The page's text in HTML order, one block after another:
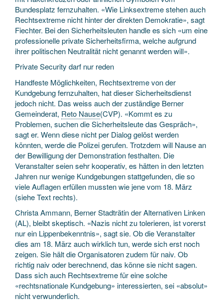
Bundesplatz fernzuhalten. «Wie Linksextreme stehen auch
Rechtsextreme nicht hinter der direkten Demokratie», sagt
Fiechter. Bei den Sicherheitsleuten handle es sich «um eine
professionelle private Sicherheitsfirma, welche aufgrund
ihrer politischen Neutralität nicht genannt werden will».
Private Security darf nur reden
Handfeste Möglichkeiten, Rechtsextreme von der
Kundgebung fernzuhalten, hat dieser Sicherheitsdienst
jedoch nicht. Das weiss auch der zuständige Berner
Gemeinderat, Reto Nause(CVP). «Kommt es zu
Problemen, suchen die Sicherheitsleute das Gespräch»,
sagt er. Wenn diese nicht per Dialog gelöst werden
könnten, werde die Polizei gerufen. Trotzdem will Nause an
der Bewilligung der Demonstration festhalten. Die
Veranstalter seien sehr kooperativ, es hätten in den letzten
Jahren nur wenige Kundgebungen stattgefunden, die so
viele Auflagen erfüllen mussten wie jene vom 18. März
(siehe Text rechts).
Christa Ammann, Berner Stadträtin der Alternativen Linken
(AL), bleibt skeptisch. «Nazis nicht zu tolerieren, ist vorerst
nur ein Lippenbekenntnis», sagt sie. Ob die Veranstalter
dies am 18. März auch wirklich tun, werde sich erst noch
zeigen. Sie hält die Organisatoren zudem für naiv. Ob
richtig naiv oder berechnend, das könne sie nicht sagen.
Dass sich auch Rechtsextreme für eine solche
«rechtsnationale Kundgebung» interessierten, sei «absolut»
nicht verwunderlich.